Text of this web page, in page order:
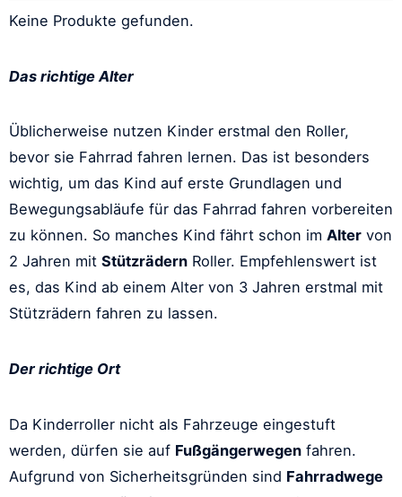
Keine Produkte gefunden.
Das richtige Alter
Üblicherweise nutzen Kinder erstmal den Roller,
bevor sie Fahrrad fahren lernen. Das ist besonders
wichtig, um das Kind auf erste Grundlagen und
Bewegungsabläufe für das Fahrrad fahren vorbereiten
zu können. So manches Kind fährt schon im Alter von
2 Jahren mit Stützrädern Roller. Empfehlenswert ist
es, das Kind ab einem Alter von 3 Jahren erstmal mit
Stützrädern fahren zu lassen.
Der richtige Ort
Da Kinderroller nicht als Fahrzeuge eingestuft
werden, dürfen sie auf Fußgängerwegen fahren.
Aufgrund von Sicherheitsgründen sind Fahrradwege